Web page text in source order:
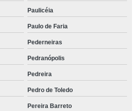
Paulicéia
Paulo de Faria
Pederneiras
Pedranópolis
Pedreira
Pedro de Toledo
Pereira Barreto